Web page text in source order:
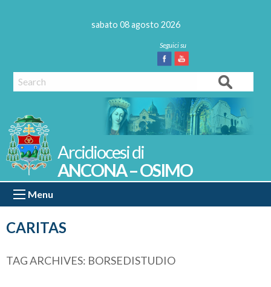
sabato 08 agosto 2026
Facebook
Youtube
Search
CARITAS
ANCONA – OSIMO
Menu
TAG ARCHIVES: BORSEDISTUDIO